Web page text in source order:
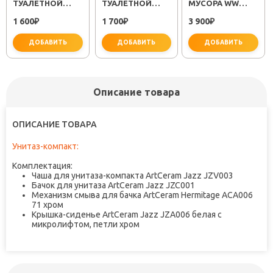
не забудьте купить
ТУАЛЕТНОЙ
KVADRO FX-
1 600₽
ДОБАВИТЬ
ТУАЛЕТНОЙ
FX-11110A
1 700₽
ДОБАВИТЬ
МУСОРА WW
3 900₽
ДОБАВИТЬ
Описание товара
ОПИСАНИЕ ТОВАРА
Унитаз-компакт:
Комплектация:
Чаша для унитаза-компакта ArtCeram Jazz JZV003
Бачок для унитаза ArtCeram Jazz JZC001
Механизм смыва для бачка ArtCeram Hermitage ACA006
71 хром
Крышка-сиденье ArtCeram Jazz JZA006 белая с
микролифтом, петли хром